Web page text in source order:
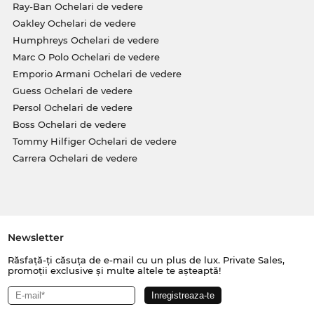
Ray-Ban Ochelari de vedere
Oakley Ochelari de vedere
Humphreys Ochelari de vedere
Marc O Polo Ochelari de vedere
Emporio Armani Ochelari de vedere
Guess Ochelari de vedere
Persol Ochelari de vedere
Boss Ochelari de vedere
Tommy Hilfiger Ochelari de vedere
Carrera Ochelari de vedere
Newsletter
Răsfață-ți căsuța de e-mail cu un plus de lux. Private Sales,
promoții exclusive și multe altele te așteaptă!